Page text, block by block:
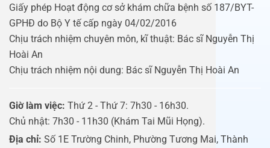
Giấy phép Hoạt động cơ sở khám chữa bệnh số 187/BYT-
GPHĐ do Bộ Y tế cấp ngày 04/02/2016
Chịu trách nhiệm chuyên môn, kĩ thuật: Bác sĩ Nguyễn Thị
Hoài An
Chịu trách nhiệm nội dung: Bác sĩ Nguyễn Thị Hoài An
Giờ làm việc: Thứ 2 - Thứ 7: 7h30 - 16h30.
Chủ nhật: 7h30 - 11h30 (Khám Tai Mũi Họng).
Địa chỉ: Số 1E Trường Chinh, Phường Tương Mai, Thành